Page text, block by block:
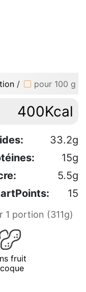
/ pour 100 g
400Kcal
33.2g
15g
5.5g
15
portion (311g)
fruit